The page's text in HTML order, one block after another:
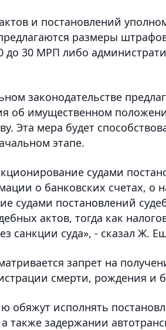
и постановлений
размеры
30 МРП либо
законодательстве
об имущественном
Эта мера будет
этапе.
судами
о банковских счетах, о
судами постановлений
актов, тогда как
санкции суда», - сказал Ж.
запрет на
смерти, рождения и
исполнять
также задержании